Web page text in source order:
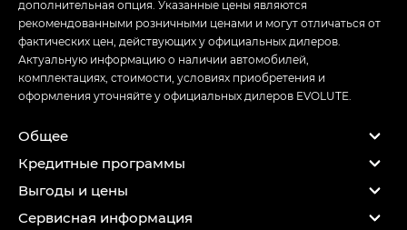
дополнительная опция. Указанные цены являются
рекомендованными розничными ценами и могут отличаться от
фактических цен, действующих у официальных дилеров.
Актуальную информацию о наличии автомобилей,
комплектациях, стоимости, условиях приобретения и
оформления уточняйте у официальных дилеров EVOLUTE.
Общее
Кредитные программы
Выгоды и цены
Сервисная информация